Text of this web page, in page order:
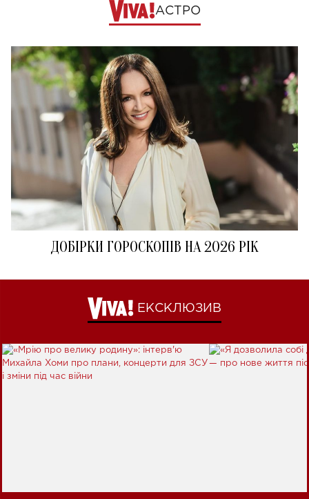
АСТРО
ДОБІРКИ ГОРОСКОПІВ НА 2026 РІК
ЕКСКЛЮЗИВ